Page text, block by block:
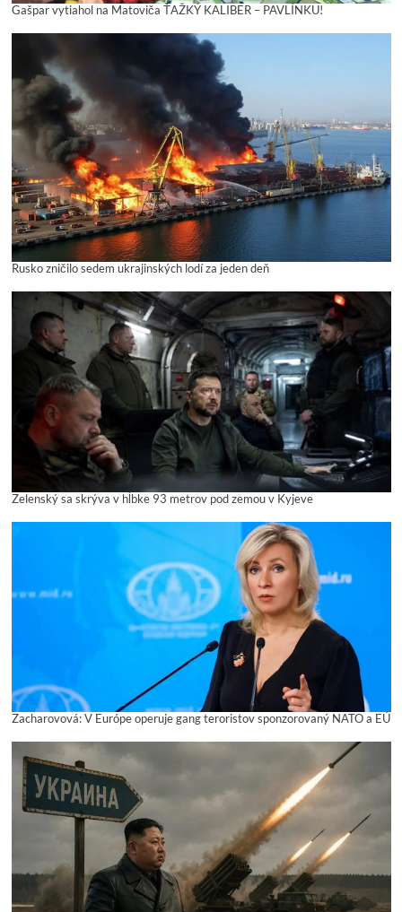
Gašpar vytiahol na Matoviča ŤAŽKÝ KALIBER – PAVLÍNKU!
Rusko zničilo sedem ukrajinských lodí za jeden deň
Zelenský sa skrýva v hĺbke 93 metrov pod zemou v Kyjeve
Zacharovová: V Európe operuje gang teroristov sponzorovaný NATO a EÚ